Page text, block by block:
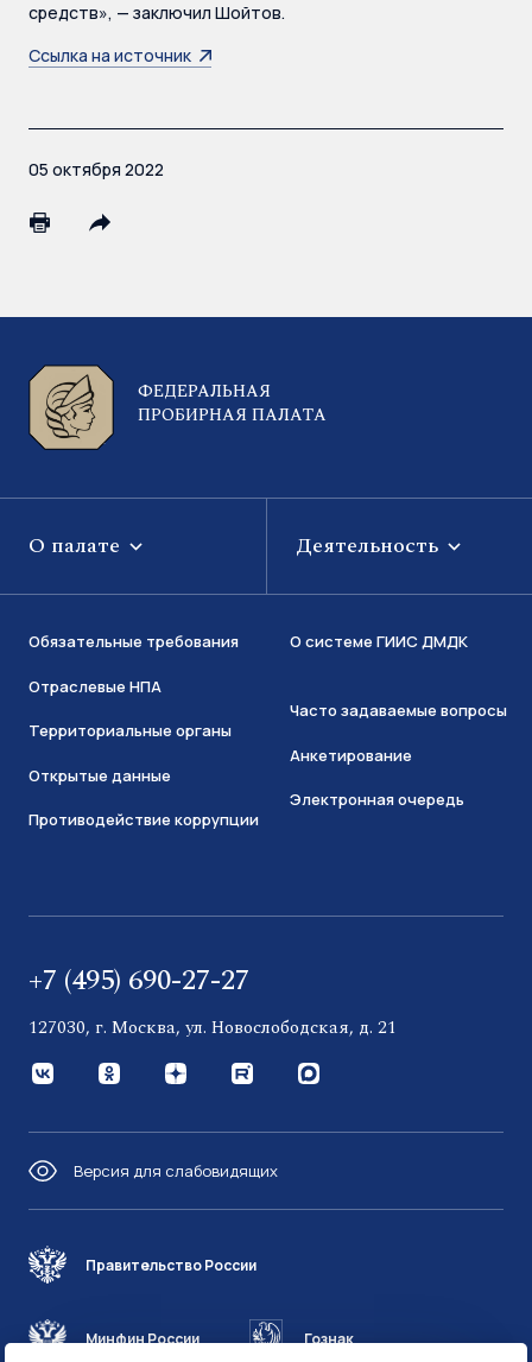
средств», — заключил Шойтов.
Ссылка на источник
05 октября 2022
ФЕДЕРАЛЬНАЯ
ПРОБИРНАЯ ПАЛАТА
О палате Деятельность
Обязательные требования
Отраслевые НПА
Территориальные органы
Открытые данные
Противодействие коррупции
О системе ГИИС ДМДК
Часто задаваемые вопросы
Анкетирование
Электронная очередь
+7 (495) 690-27-27
127030, г. Москва, ул. Новослободская, д. 21
Версия для слабовидящих
Правительство России
Минфин России Гознак